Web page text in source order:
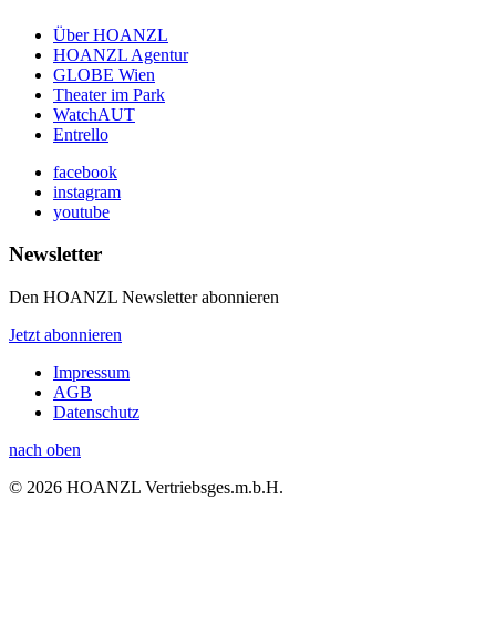
Über HOANZL
HOANZL Agentur
GLOBE Wien
Theater im Park
WatchAUT
Entrello
facebook
instagram
youtube
Newsletter
Den HOANZL Newsletter abonnieren
Jetzt abonnieren
Impressum
AGB
Datenschutz
nach oben
© 2026 HOANZL Vertriebsges.m.b.H.